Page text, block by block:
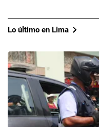
Lo último en Lima